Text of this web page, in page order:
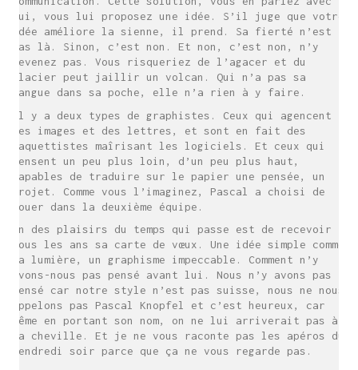
lui, vous lui proposez une idée. S’il juge que votre
idée améliore la sienne, il prend. Sa fierté n’est
pas là. Sinon, c’est non. Et non, c’est non, n’y
revenez pas. Vous risqueriez de l’agacer et du
glacier peut jaillir un volcan. Qui n’a pas sa
langue dans sa poche, elle n’a rien à y faire.
Il y a deux types de graphistes. Ceux qui agencent
des images et des lettres, et sont en fait des
maquettistes maîrisant les logiciels. Et ceux qui
pensent un peu plus loin, d’un peu plus haut,
capables de traduire sur le papier une pensée, un
projet. Comme vous l’imaginez, Pascal a choisi de
jouer dans la deuxième équipe.
Un des plaisirs du temps qui passe est de recevoir
tous les ans sa carte de vœux. Une idée simple comme
la lumière, un graphisme impeccable. Comment n’y
avons-nous pas pensé avant lui. Nous n’y avons pas
pensé car notre style n’est pas suisse, nous ne nous
appelons pas Pascal Knopfel et c’est heureux, car
même en portant son nom, on ne lui arriverait pas à
la cheville. Et je ne vous raconte pas les apéros du
vendredi soir parce que ça ne vous regarde pas.
SE RENCONTRER.
C’est toujours mieux de se voir
afin de parler le même langage.
atelier@crayon-noir.re